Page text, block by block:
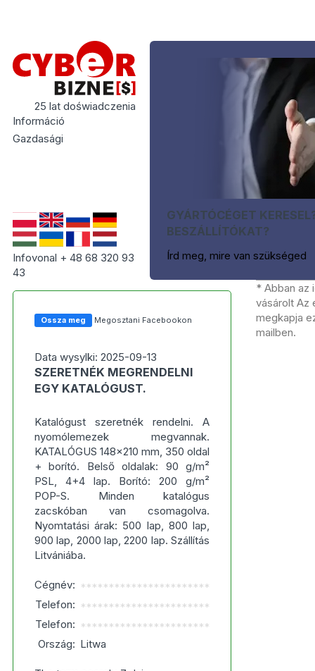
25 lat doświadczenia
Információ
Gazdasági
Infovonal + 48 68 320 93
43
GYÁRTÓCÉGET
BESZÁLLÍTÓKAT?
Írd meg, mire van szükséged
Ossza meg Megosztani Facebookon
Data wysylki: 2025-09-13
SZERETNÉK MEGRENDELNI
EGY KATALÓGUST.
Katalógust szeretnék rendelni. A
nyomólemezek megvannak.
KATALÓGUS 148x210 mm, 350 oldal
+ borító. Belső oldalak: 90 g/m²
PSL, 4+4 lap. Borító: 200 g/m²
POP-S. Minden katalógus
zacskóban van csomagolva.
Nyomtatási árak: 500 lap, 800 lap,
900 lap, 2000 lap, 2200 lap. Szállítás
Litvániába.
Cégnév: ***********************
Telefon: ***********************
Telefon: ***********************
Ország: Litwa
* Abban az
vásárolt Az
megkapja
mailben.